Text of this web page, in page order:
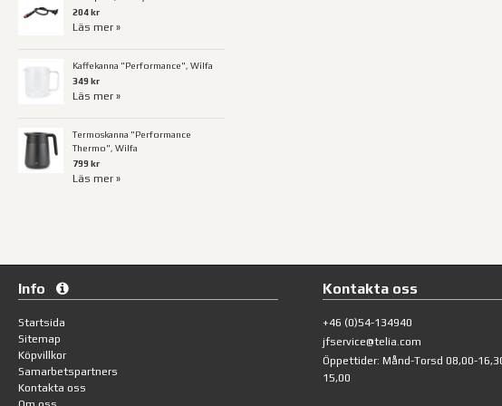
204 kr
Läs mer »
Kaffekanna "Performance", Wilfa
349 kr
Läs mer »
Termoskanna "Performance
Thermo", Wilfa
799 kr
Läs mer »
Info
Startsida
Sitemap
Köpvillkor
Samarbetspartners
Kontakta oss
Kontakta oss
+46 (0)54-134940
jfservice@telia.com
Öppettider: Månd-Torsd 08,00-
15,00